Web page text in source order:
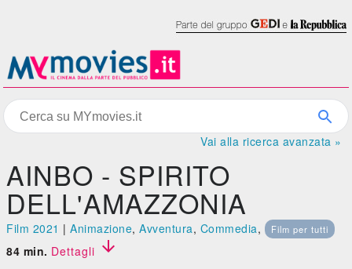
Vai alla ricerca avanzata »
AINBO - SPIRITO
DELL'AMAZZONIA
Film 2021 |Animazione,Avventura, Commedia, Film per tutti
84 min. Dettagli 